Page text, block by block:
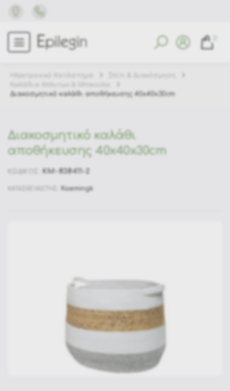
Διακοσμητικό καλάθι αποθήκευσης 40x40x30cm
Διακοσμητικό καλάθι
αποθήκευσης 40x40x30cm
KM-838411-2
Kaemingk